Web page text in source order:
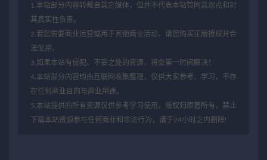
1.本站部分内容转载自其它媒体，但并不代表本站赞同其观点和对
其真实性负责。
2.若您需要商业运营或用于其他商业活动，请您购买正版授权并合
法使用。
3.如果本站有侵犯、不妥之处的资源，将会第一时间解决！
4.本站部分内容均由互联网收集整理，仅供大家参考、学习，不存
在任何商业目的与商业用途。
5.本站提供的所有资源仅供参考学习使用，版权归原著所有，禁止
下载本站资源参与任何商业和非法行为，请于24小时之内删除!